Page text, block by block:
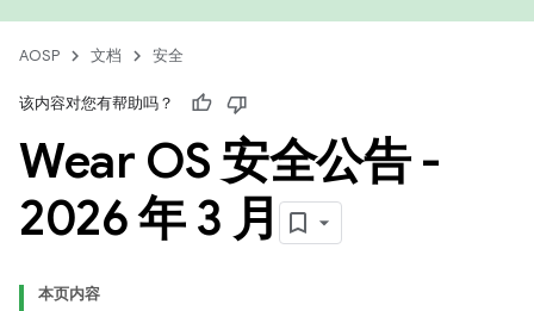
AOSP 文档 安全
该内容对您有帮助吗？
Wear OS 安全公告 -
2026 年 3 月
本页内容